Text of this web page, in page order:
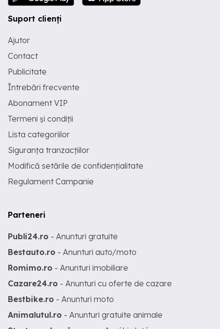
Suport clienți
Ajutor
Contact
Publicitate
Întrebări frecvente
Abonament VIP
Termeni și condiții
Lista categoriilor
Siguranța tranzacțiilor
Modifică setările de confidențialitate
Regulament Campanie
Parteneri
Publi24.ro - Anunturi gratuite
Bestauto.ro - Anunturi auto/moto
Romimo.ro - Anunturi imobiliare
Cazare24.ro - Anunturi cu oferte de cazare
Bestbike.ro - Anunturi moto
Animalutul.ro - Anunturi gratuite animale